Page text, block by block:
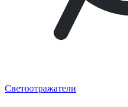
Светоотражатели